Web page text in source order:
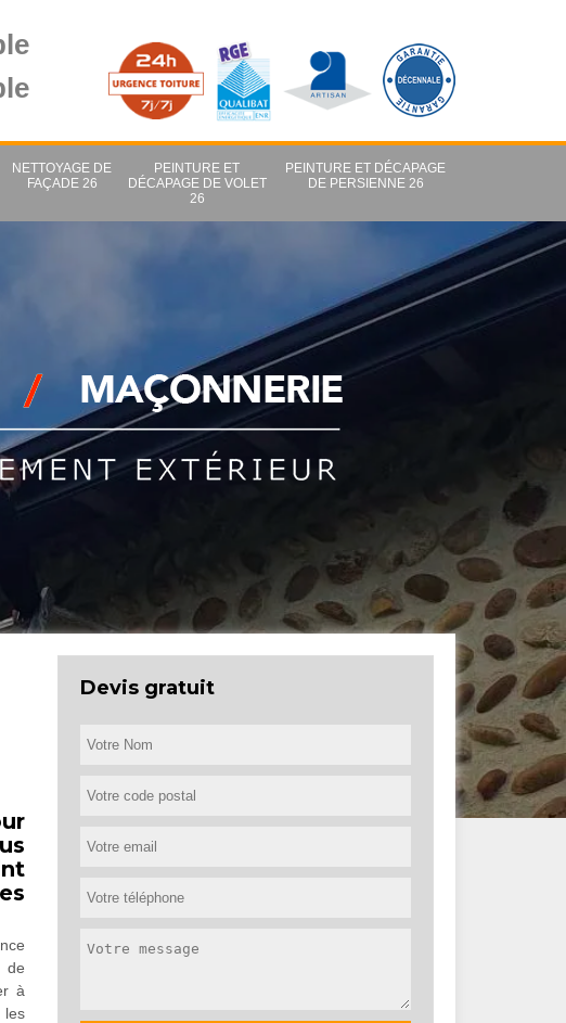
NETTOYAGE DE
FAÇADE 26
PEINTURE ET
DÉCAPAGE DE VOLET
26
PEINTURE ET DÉCAPAGE
DE PERSIENNE 26
de
à
Devis gratuit